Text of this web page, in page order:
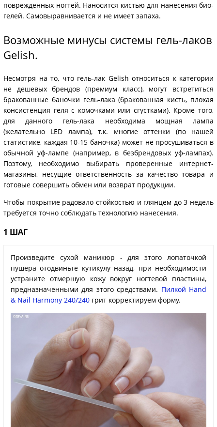
поврежденных ногтей. Наносится кистью для нанесения био-
гелей. Самовыравнивается и не имеет запаха.
Возможные минусы системы гель-лаков
Gelish.
Несмотря на то, что гель-лак Gelish относиться к категории
не дешевых брендов (премиум класс), могут встретиться
бракованные баночки гель-лака (бракованная кисть, плохая
консистенция геля с комочками или сгустками). Кроме того,
для данного гель-лака необходима мощная лампа
(желательно LED лампа), т.к. многие оттенки (по нашей
статистике, каждая 10-15 баночка) может не просушиваться в
обычной уф-лампе (например, в безбрендовых уф-лампах).
Поэтому, необходимо выбирать проверенные интернет-
магазины, несущие ответственность за качество товара и
готовые совершить обмен или возврат продукции.
Чтобы покрытие радовало стойкостью и глянцем до 3 недель
требуется точно соблюдать технологию нанесения.
1 ШАГ
Произведите сухой маникюр - для этого лопаточкой
пушера отодвиньте кутикулу назад, при необходимости
устраните отмершую кожу вокруг ногтевой пластины,
предназначенными для этого средствами. Пилкой Hand
& Nail Harmony 240/240 грит корректируем форму.